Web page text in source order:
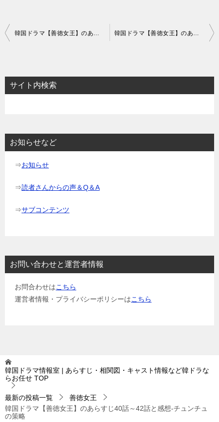
投
ビ
ゲ
ョ
韓国ドラマ【善徳女王】のあらすじ37話～39話と感想-ムンノの最期 韓国ドラマ【善徳女王】のあらすじ43話～45話と感想-ミシルの決意
サイト内検索
お知らせなど
⇒お知らせ
⇒読者さんからの声＆Q＆A
⇒サブコンテンツ
お問い合わせと運営者情報
お問合わせはこちら
運営者情報・プライバシーポリシーはこちら
韓国ドラマ情報室 | あらすじ・相関図・キャスト情報など韓ドラな
らお任せ TOP
最新の投稿一覧
善徳女王
韓国ドラマ【善徳女王】のあらすじ40話～42話と感想-チュンチュ
の策略